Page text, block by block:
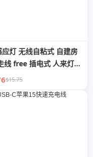
应灯 无线自粘式 自建房
线 free 插电式 人来灯亮
$15.75